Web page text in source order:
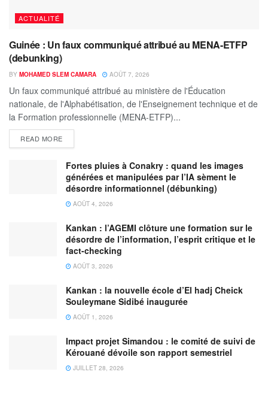
ACTUALITÉ
Guinée : Un faux communiqué attribué au MENA-ETFP
(debunking)
BY MOHAMED SLEM CAMARA AOÛT 7, 2026
Un faux communiqué attribué au ministère de l'Éducation
nationale, de l'Alphabétisation, de l'Enseignement technique et de
la Formation professionnelle (MENA-ETFP)...
READ MORE
Fortes pluies à Conakry : quand les images
générées et manipulées par l’IA sèment le
désordre informationnel (débunking)
AOÛT 4, 2026
Kankan : l’AGEMI clôture une formation sur le
désordre de l’information, l’esprit critique et le
fact-checking
AOÛT 3, 2026
Kankan : la nouvelle école d’El hadj Cheick
Souleymane Sidibé inaugurée
AOÛT 1, 2026
Impact projet Simandou : le comité de suivi de
Kérouané dévoile son rapport semestriel
JUILLET 28, 2026